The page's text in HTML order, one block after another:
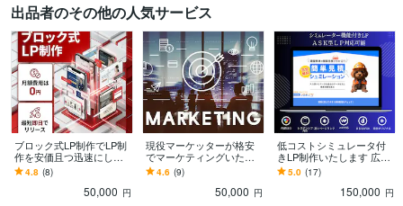
出品者のその他の人気サービス
ブロック式LP制作でLP制
作を安価且つ迅速にしま
す お急ぎの方・コストを
かけれないけど集客をし
たい方見てください
4.8 (8)
50,000 円
現役マーケッターが格安
でマーケティングいたし
ます 業種問わず現役の広
告代理店メンバーがマー
ケティングします。
4.6 (9)
50,000 円
低コストシミュレータ付
きLP制作いたします 広告
運用1ヵ月付きASK型対応
シミュレーター付きLP
5.0 (17)
150,000 円